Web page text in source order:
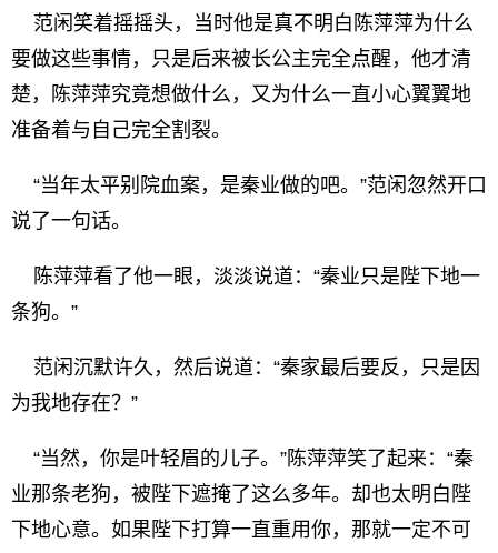
范闲笑着摇摇头，当时他是真不明白陈萍萍为什么
要做这些事情，只是后来被长公主完全点醒，他才清
楚，陈萍萍究竟想做什么，又为什么一直小心翼翼地
准备着与自己完全割裂。
“当年太平别院血案，是秦业做的吧。”范闲忽然开口
说了一句话。
陈萍萍看了他一眼，淡淡说道：“秦业只是陛下地一
条狗。”
范闲沉默许久，然后说道：“秦家最后要反，只是因
为我地存在？”
“当然，你是叶轻眉的儿子。”陈萍萍笑了起来：“秦
业那条老狗，被陛下遮掩了这么多年。却也太明白陛
下地心意。如果陛下打算一直重用你，那就一定不可